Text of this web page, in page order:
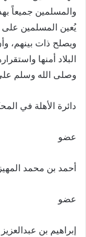
والمسلمين جميعاً
يُعين المسلمين على
ويصلح ذات بينهم،
البلاد أمنها
وصلى الله وسلم
دائرة الأهلة في
عضو
أحمد بن محمد
عضو
إبراهيم بن